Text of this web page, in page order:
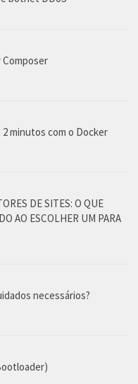
minutos com o Docker
DE SITES: O QUE
AO ESCOLHER UM PARA
necessários?